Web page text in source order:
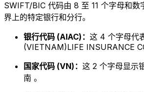
SWIFT/BIC 代码由 8 至 11 个字母和数
界上的特定银行和分行。
银行代码 (AIAC)： 这 4 个字母代
(VIETNAM)LIFE INSURANCE
国家代码 (VN)： 这 2 个字母显示
南 。